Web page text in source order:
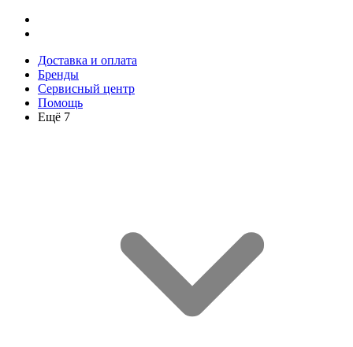
Доставка и оплата
Бренды
Сервисный центр
Помощь
Ещё 7